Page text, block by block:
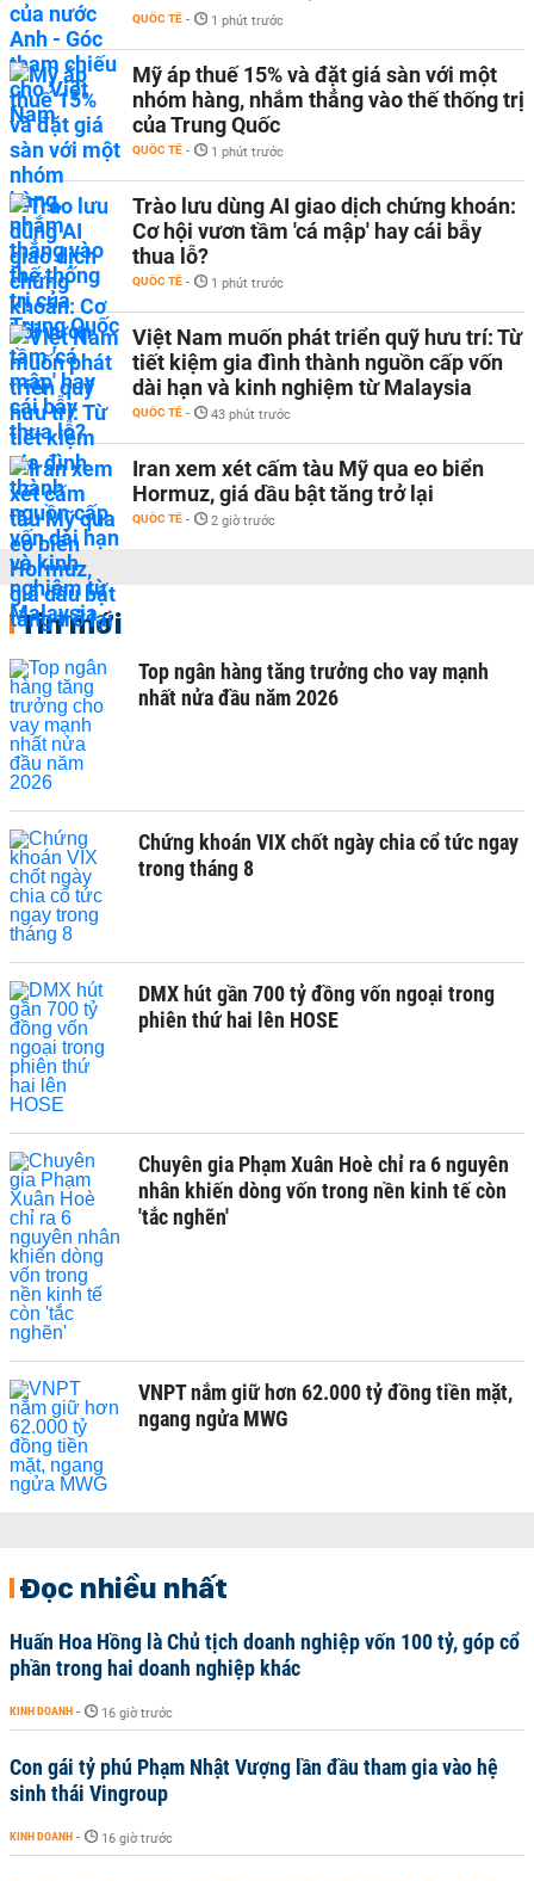
QUỐC TẾ - 1 phút trước
Mỹ áp thuế 15% và đặt giá sàn với một
nhóm hàng, nhắm thẳng vào thế thống trị
của Trung Quốc
QUỐC TẾ - 1 phút trước
Trào lưu dùng AI giao dịch chứng khoán:
Cơ hội vươn tầm 'cá mập' hay cái bẫy
thua lỗ?
QUỐC TẾ - 1 phút trước
Việt Nam muốn phát triển quỹ hưu trí: Từ
tiết kiệm gia đình thành nguồn cấp vốn
dài hạn và kinh nghiệm từ Malaysia
QUỐC TẾ - 43 phút trước
Iran xem xét cấm tàu Mỹ qua eo biển
Hormuz, giá dầu bật tăng trở lại
QUỐC TẾ - 2 giờ trước
Tin mới
Top ngân hàng tăng trưởng cho vay mạnh
nhất nửa đầu năm 2026
Chứng khoán VIX chốt ngày chia cổ tức ngay
trong tháng 8
DMX hút gần 700 tỷ đồng vốn ngoại trong
phiên thứ hai lên HOSE
Chuyên gia Phạm Xuân Hoè chỉ ra 6 nguyên
nhân khiến dòng vốn trong nền kinh tế còn
'tắc nghẽn'
VNPT nắm giữ hơn 62.000 tỷ đồng tiền mặt,
ngang ngửa MWG
Đọc nhiều nhất
Huấn Hoa Hồng là Chủ tịch doanh nghiệp vốn 100 tỷ, góp cổ
phần trong hai doanh nghiệp khác
KINH DOANH - 16 giờ trước
Con gái tỷ phú Phạm Nhật Vượng lần đầu tham gia vào hệ
sinh thái Vingroup
KINH DOANH - 16 giờ trước